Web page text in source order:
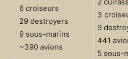
6 croiseurs
29 destroyers
9 sous-marins
~390 avions
3
9
441
5 sous-